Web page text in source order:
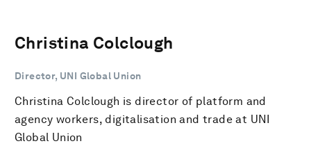
Christina Colclough
Director, UNI Global Union
Christina Colclough is director of platform and
agency workers, digitalisation and trade at UNI
Global Union